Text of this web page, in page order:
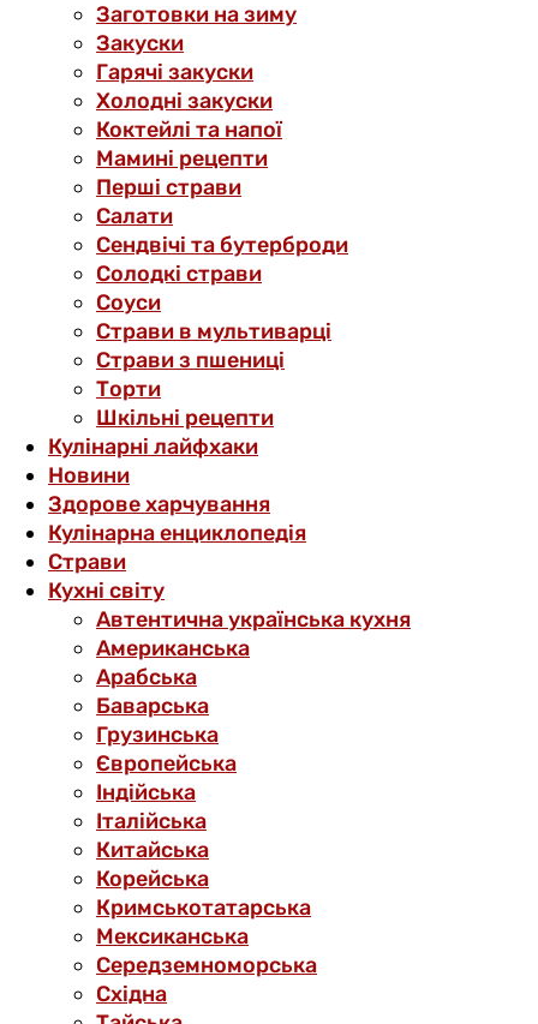
Заготовки на зиму
Закуски
Гарячі закуски
Холодні закуски
Коктейлі та напої
Мамині рецепти
Перші страви
Салати
Сендвічі та бутерброди
Солодкі страви
Соуси
Страви в мультиварці
Страви з пшениці
Торти
Шкільні рецепти
Кулінарні лайфхаки
Новини
Здорове харчування
Кулінарна енциклопедія
Страви
Кухні світу
Автентична українська кухня
Американська
Арабська
Баварська
Грузинська
Європейська
Індійська
Італійська
Китайська
Корейська
Кримськотатарська
Мексиканська
Середземноморська
Східна